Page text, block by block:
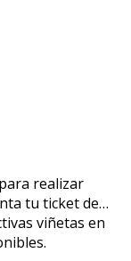
realizar
tu ticket de
viñetas en